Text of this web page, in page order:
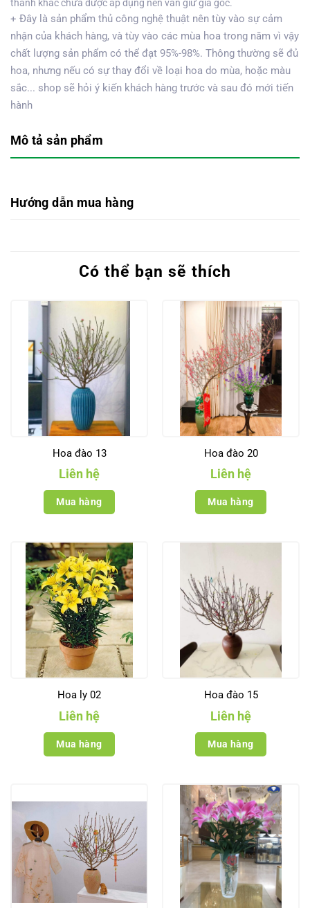
thành khác chưa được áp dụng nên vẫn giữ giá gốc.
+ Đây là sản phẩm thủ công nghệ thuật nên tùy vào sự cảm
nhận của khách hàng, và tùy vào các mùa hoa trong năm vì vậy
chất lượng sản phẩm có thể đạt 95%-98%. Thông thường sẽ đủ
hoa, nhưng nếu có sự thay đổi về loại hoa do mùa, hoặc màu
sắc... shop sẽ hỏi ý kiến khách hàng trước và sau đó mới tiến
hành
Mô tả sản phẩm
Hướng dẫn mua hàng
Có thể bạn sẽ thích
Hoa đào 13
Liên hệ
Mua hàng
Hoa đào 20
Liên hệ
Mua hàng
Hoa ly 02
Liên hệ
Mua hàng
Hoa đào 15
Liên hệ
Mua hàng